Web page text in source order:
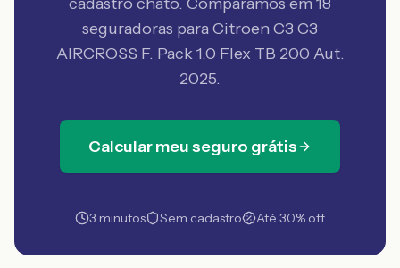
seguradoras para Citroen C3 C3
AIRCROSS F. Pack 1.0 Flex TB 200 Aut.
2025.
Calcular meu seguro grátis
3 minutos Sem cadastro Até 30% off